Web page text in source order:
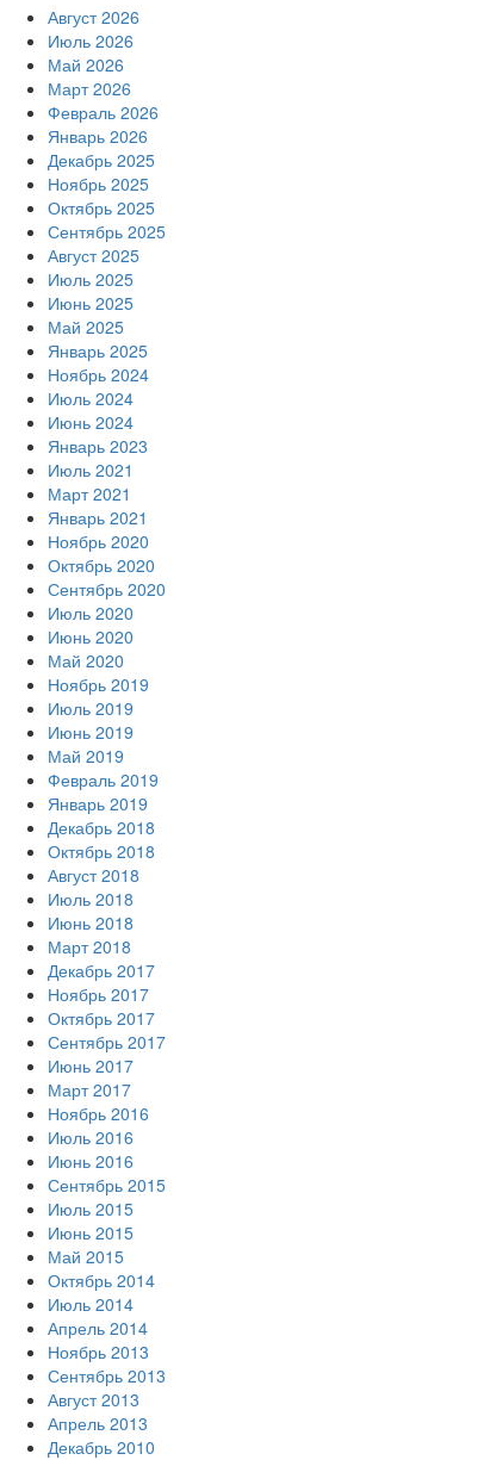
Август 2026
Июль 2026
Май 2026
Март 2026
Февраль 2026
Январь 2026
Декабрь 2025
Ноябрь 2025
Октябрь 2025
Сентябрь 2025
Август 2025
Июль 2025
Июнь 2025
Май 2025
Январь 2025
Ноябрь 2024
Июль 2024
Июнь 2024
Январь 2023
Июль 2021
Март 2021
Январь 2021
Ноябрь 2020
Октябрь 2020
Сентябрь 2020
Июль 2020
Июнь 2020
Май 2020
Ноябрь 2019
Июль 2019
Июнь 2019
Май 2019
Февраль 2019
Январь 2019
Декабрь 2018
Октябрь 2018
Август 2018
Июль 2018
Июнь 2018
Март 2018
Декабрь 2017
Ноябрь 2017
Октябрь 2017
Сентябрь 2017
Июнь 2017
Март 2017
Ноябрь 2016
Июль 2016
Июнь 2016
Сентябрь 2015
Июль 2015
Июнь 2015
Май 2015
Октябрь 2014
Июль 2014
Апрель 2014
Ноябрь 2013
Сентябрь 2013
Август 2013
Апрель 2013
Декабрь 2010